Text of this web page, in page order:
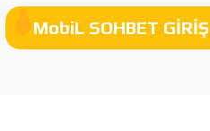
MobiL SOHBET GİRİŞ